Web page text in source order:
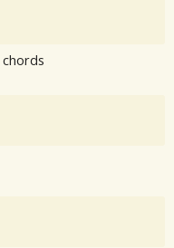
chords